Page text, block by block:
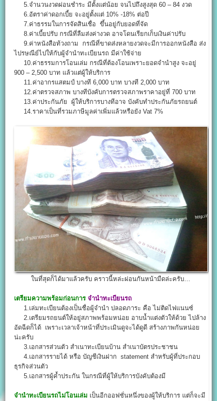
5.จำนวนงวดผ่อนชำระ มีตั้งแต่น้อย จนไปถึงสูงสุด 60 – 84 งวด
6.อัตราค่าดอกเบี้ย จะอยู่ตั้งแต่ 10% -18% ต่อปี
7.ค่าธรรมในการจัดสินเชื่อ ขึ้นอยู่กับยอดที่จัด
8.ค่าเบี้ยปรับ กรณีที่ลืมส่งค่างวด อาจโดนเรียกเก็บเงินค่าปรับ
9.ค่าหนังสือท้วงถาม กรณีที่ขาดส่งหลายงวดจะมีการออกหนังสือ ส่ง
ไปรษณีย์ไปให้กับผู้จำนำทะเบียนรถ มีค่าใช้จ่าย
10.ค่าธรรมการโอนเล่ม กรณีที่ต้องโอนเพราะยอดจำนำสูง จะอยู่
900 – 2,500 บาท แล้วแต่ผู้ให้บริการ
11.ค่าอากรแสตมป์ บางที 6,000 บาท บางที 2,000 บาท
12.ค่าตรวจสภาพ บางทีบังคับการตรวจสภาพราคาอยู่ที่ 700 บาท
13.ค่าประกันภัย ผู้ให้บริการบางทีอาจ บังคับทำประกันภัยรถยนต์
14.ราคาเป็นที่รวมภาษีมูลค่าเพิ่มแล้วหรือยัง Vat 7%
ในที่สุดก็ได้มาแล้วครับ คราวนี้หล่ะผ่อนกันหน้ามืดล่ะครับ…
เตรียมความพร้อมก่อนการ จํานําทะเบียนรถ
1.เล่มทะเบียนต้องเป็นชื่อผู้จำนำ ปลอดภาระ คือ ไม่ติดไฟแนนซ์
2.เตรียมรถยนต์ให้อยู่สภาพพร้อมหน่อย อาบน้ำแต่งตัวให้ด้วย ไปล้าง
อัดฉีดก็ได้ เพราะเวลาเจ้าหน้าที่ประเมินดูจะได้ดูดี สร้างภาพกันหน่อย
น่ะครับ
3.เอกสารส่วนตัว สำเนาทะเบียนบ้าน สำเนาบัตรประชาชน
4.เอกสารรายได้ หรือ บัญชีเงินฝาก statement สำหรับผู้ที่ประกอบ
ธุรกิจส่วนตัว
5.เอกสารผู้ค้ำประกัน ในกรณีที่ผู้ให้บริการบังคับต้องมี
จำนำทะเบียนรถไม่โอนเล่ม เป็นอีกออฟชั่นหนึ่งของผู้ให้บริการ แต่ก็จะมี